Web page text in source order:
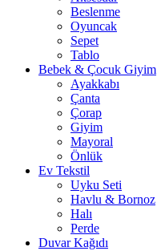
Beslenme
Oyuncak
Sepet
Tablo
Bebek & Çocuk Giyim
Ayakkabı
Çanta
Çorap
Giyim
Mayoral
Önlük
Ev Tekstil
Uyku Seti
Havlu & Bornoz
Halı
Perde
Duvar Kağıdı